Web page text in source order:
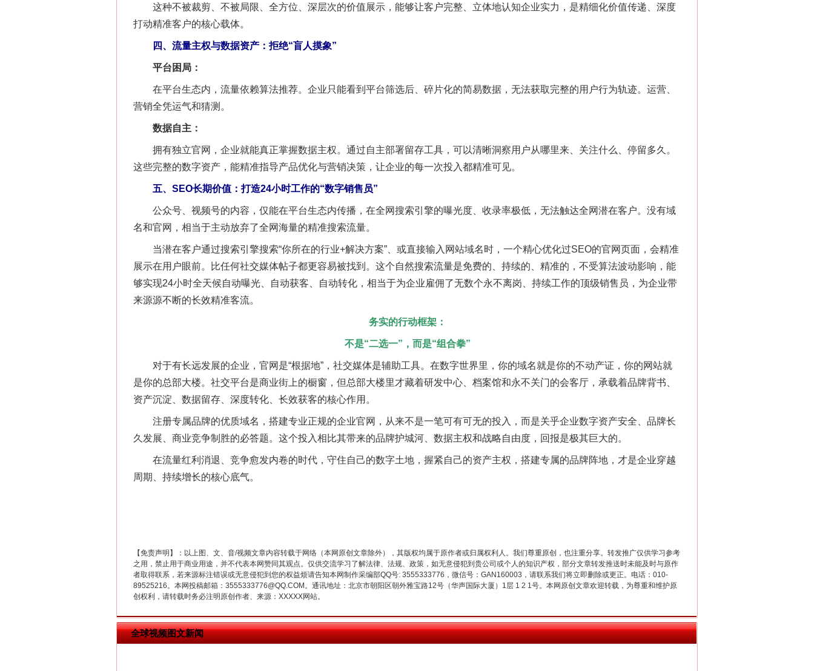
这种不被裁剪、不被局限、全方位、深层次的价值展示，能够让客户完整、立体地认知企业实力，是精细化价值传递、深度
打动精准客户的核心载体。
四、流量主权与数据资产：拒绝“盲人摸象”
平台困局：
在平台生态内，流量依赖算法推荐。企业只能看到平台筛选后、碎片化的简易数据，无法获取完整的用户行为轨迹。运营、
营销全凭运气和猜测。
数据自主：
拥有独立官网，企业就能真正掌握数据主权。通过自主部署留存工具，可以清晰洞察用户从哪里来、关注什么、停留多久。
这些完整的数字资产，能精准指导产品优化与营销决策，让企业的每一次投入都精准可见。
五、SEO长期价值：打造24小时工作的“数字销售员”
公众号、视频号的内容，仅能在平台生态内传播，在全网搜索引擎的曝光度、收录率极低，无法触达全网潜在客户。没有域
名和官网，相当于主动放弃了全网海量的精准搜索流量。
当潜在客户通过搜索引擎搜索“你所在的行业+解决方案”、或直接输入网站域名时，一个精心优化过SEO的官网页面，会精准
展示在用户眼前。比任何社交媒体帖子都更容易被找到。这个自然搜索流量是免费的、持续的、精准的，不受算法波动影响，能
够实现24小时全天候自动曝光、自动获客、自动转化，相当于为企业雇佣了无数个永不离岗、持续工作的顶级销售员，为企业带
来源源不断的长效精准客流。
务实的行动框架：
不是“二选一”，而是“组合拳”
对于有长远发展的企业，官网是“根据地”，社交媒体是辅助工具。在数字世界里，你的域名就是你的不动产证，你的网站就
是你的总部大楼。社交平台是商业街上的橱窗，但总部大楼里才藏着研发中心、档案馆和永不关门的会客厅，承载着品牌背书、
资产沉淀、数据留存、深度转化、长效获客的核心作用。
注册专属品牌的优质域名，搭建专业正规的企业官网，从来不是一笔可有可无的投入，而是关乎企业数字资产安全、品牌长
久发展、商业竞争制胜的必答题。这个投入相比其带来的品牌护城河、数据主权和战略自由度，回报是极其巨大的。
在流量红利消退、竞争愈发内卷的时代，守住自己的数字土地，握紧自己的资产主权，搭建专属的品牌阵地，才是企业穿越
周期、持续增长的核心底气。
【免责声明】：以上图、文、音/视频文章内容转载于网络（本网原创文章除外），其版权均属于原作者或归属权利人。我们尊重原创，也注重分享。转发推广仅供学习参考
之用，禁止用于商业用途，并不代表本网赞同其观点。仅供交流学习了解法律、法规、政策，如无意侵犯到贵公司或个人的知识产权，部分文章转发推送时未能及时与原作
者取得联系，若来源标注错误或无意侵犯到您的权益烦请告知本网制作采编部QQ号: 3555333776，微信号：GAN160003，请联系我们将立即删除或更正。电话：010-
89525216。本网投稿邮箱：3555333776@QQ.COM。通讯地址：北京市朝阳区朝外雅宝路12号（华声国际大厦）1层 1 2 1号。本网原创文章欢迎转载，为尊重和维护原
创权利，请转载时务必注明原创作者、来源：XXXXX网站。
全球视频图文新闻
网上购药对药下症？
这是一记警钟！ 谢谢有你温暖了四季
在谋一域中谋全局
习近平的博鳌关键词
魏明亮严重违纪违法案透视
千亩耕地变“别墅”